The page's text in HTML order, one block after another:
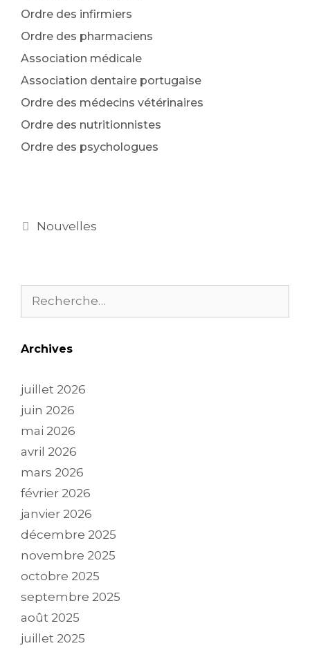
Ordre des infirmiers
Ordre des pharmaciens
Association médicale
Association dentaire portugaise
Ordre des médecins vétérinaires
Ordre des nutritionnistes
Ordre des psychologues
Nouvelles
Archives
juillet 2026
juin 2026
mai 2026
avril 2026
mars 2026
février 2026
janvier 2026
décembre 2025
novembre 2025
octobre 2025
septembre 2025
août 2025
juillet 2025